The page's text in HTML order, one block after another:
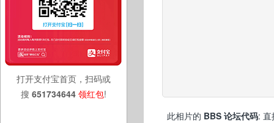
打开支付宝首页，扫码或
搜 651734644 领红包!
此相片的 BBS 论坛代码: 直